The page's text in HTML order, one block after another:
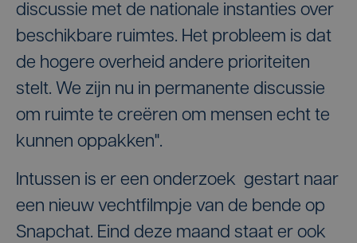
discussie met de nationale instanties over
beschikbare ruimtes. Het probleem is dat
de hogere overheid andere prioriteiten
stelt. We zijn nu in permanente discussie
om ruimte te creëren om mensen echt te
kunnen oppakken".
Intussen is er een onderzoek gestart naar
een nieuw vechtfilmpje van de bende op
Snapchat. Eind deze maand staat er ook